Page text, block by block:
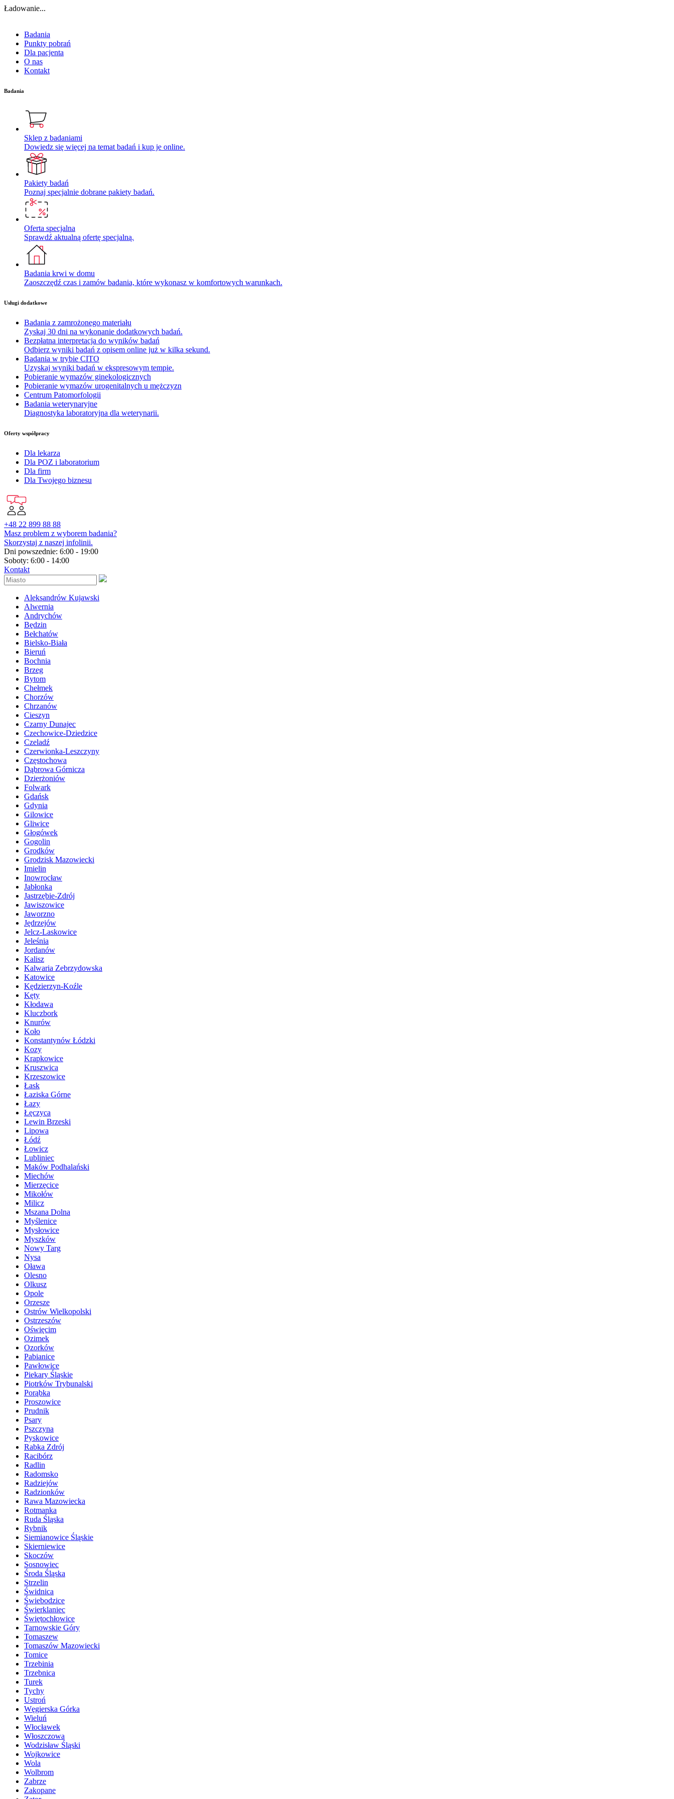
Ładowanie...
Badania
Punkty pobrań
Dla pacjenta
O nas
Kontakt
Badania
Sklep z badaniami
Dowiedz się więcej na temat badań i kup je online.
Pakiety badań
Poznaj specjalnie dobrane pakiety badań.
Oferta specjalna
Sprawdź aktualną ofertę specjalną.
Badania krwi w domu
Zaoszczędź czas i zamów badania, które wykonasz w komfortowych warunkach.
Usługi dodatkowe
Badania z zamrożonego materiału
Zyskaj 30 dni na wykonanie dodatkowych badań.
Bezpłatna interpretacja do wyników badań
Odbierz wyniki badań z opisem online już w kilka sekund.
Badania w trybie CITO
Uzyskaj wyniki badań w ekspresowym tempie.
Pobieranie wymazów ginekologicznych
Pobieranie wymazów urogenitalnych u mężczyzn
Centrum Patomorfologii
Badania weterynaryjne
Diagnostyka laboratoryjna dla weterynarii.
Oferty współpracy
Dla lekarza
Dla POZ i laboratorium
Dla firm
Dla Twojego biznesu
+48 22 899 88 88
Masz problem z wyborem badania?
Skorzystaj z naszej infolinii.
Dni powszednie: 6:00 - 19:00
Soboty: 6:00 - 14:00
Kontakt
Aleksandrów Kujawski
Alwernia
Andrychów
Będzin
Bełchatów
Bielsko-Biała
Bieruń
Bochnia
Brzeg
Bytom
Chełmek
Chorzów
Chrzanów
Cieszyn
Czarny Dunajec
Czechowice-Dziedzice
Czeladź
Czerwionka-Leszczyny
Częstochowa
Dąbrowa Górnicza
Dzierżoniów
Folwark
Gdańsk
Gdynia
Gilowice
Gliwice
Głogówek
Gogolin
Grodków
Grodzisk Mazowiecki
Imielin
Inowrocław
Jabłonka
Jastrzębie-Zdrój
Jawiszowice
Jaworzno
Jędrzejów
Jelcz-Laskowice
Jeleśnia
Jordanów
Kalisz
Kalwaria Zebrzydowska
Katowice
Kędzierzyn-Koźle
Kęty
Kłodawa
Kluczbork
Knurów
Koło
Konstantynów Łódzki
Kozy
Krapkowice
Kruszwica
Krzeszowice
Łask
Łaziska Górne
Łazy
Łęczyca
Lewin Brzeski
Lipowa
Łódź
Łowicz
Lubliniec
Maków Podhalański
Miechów
Mierzęcice
Mikołów
Milicz
Mszana Dolna
Myślenice
Mysłowice
Myszków
Nowy Targ
Nysa
Oława
Olesno
Olkusz
Opole
Orzesze
Ostrów Wielkopolski
Ostrzeszów
Oświęcim
Ozimek
Ozorków
Pabianice
Pawłowice
Piekary Śląskie
Piotrków Trybunalski
Porąbka
Proszowice
Prudnik
Psary
Pszczyna
Pyskowice
Rabka Zdrój
Racibórz
Radlin
Radomsko
Radziejów
Radzionków
Rawa Mazowiecka
Rotmanka
Ruda Śląska
Rybnik
Siemianowice Śląskie
Skierniewice
Skoczów
Sosnowiec
Środa Śląska
Strzelin
Świdnica
Świebodzice
Świerklaniec
Świętochłowice
Tarnowskie Góry
Tomaszew
Tomaszów Mazowiecki
Tomice
Trzebinia
Trzebnica
Turek
Tychy
Ustroń
Węgierska Górka
Wieluń
Włocławek
Włoszczowa
Wodzisław Śląski
Wojkowice
Wola
Wolbrom
Zabrze
Zakopane